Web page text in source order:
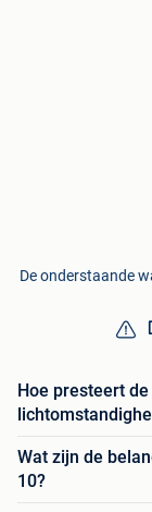
De onderstaande
Hoe presteert
Wat zijn de
10?